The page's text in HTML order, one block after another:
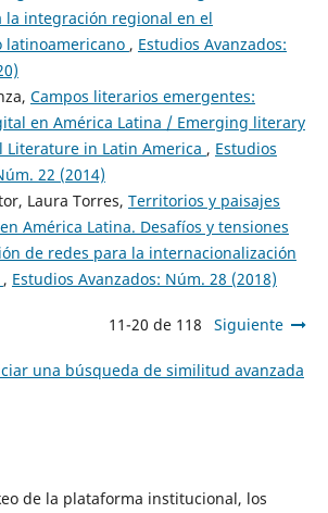
la integración regional en el
latinoamericano , Estudios Avanzados:
Campos literarios emergentes:
en América Latina / Emerging literary
Literature in Latin America , Estudios
22 (2014)
Laura Torres, Territorios y paisajes
América Latina. Desafíos y tensiones
de redes para la internacionalización
, Estudios Avanzados: Núm. 28 (2018)
11-20 de 118 Siguiente
una búsqueda de similitud avanzada
de la plataforma institucional, los